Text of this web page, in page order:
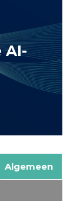
AI-
Algemeen